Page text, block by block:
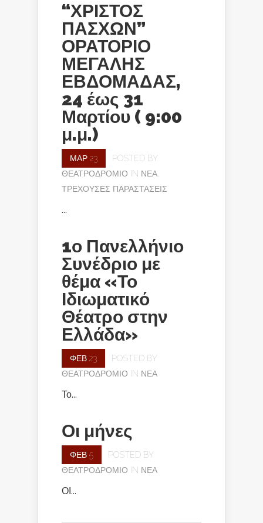
“ΧΡΙΣΤΟΣ
ΠΑΣΧΩΝ”
ΟΡΑΤΟΡΙΟ
ΜΕΓΑΛΗΣ
ΕΒΔΟΜΑΔΑΣ,
24 έως 31
Μαρτίου ( 9:00
μ.μ.)
ΜΑΡ 23
POSTED BY
ΘΕΑΤΡΟΔΡΌΜΙΟ IN ΝΈΑ
ΤΡΈΧΟΥΣΕΣ ΠΑΡΑΣΤΆΣΕΙΣ
...
1ο Πανελλήνιο
Συνέδριο με
θέμα «Το
Ιδιωματικό
Θέατρο στην
Ελλάδα»
ΦΕΒ 23
POSTED BY
ΘΕΑΤΡΟΔΡΌΜΙΟ IN ΝΈΑ
Το...
Οι μήνες
ΦΕΒ 5
POSTED BY
ΘΕΑΤΡΟΔΡΌΜΙΟ IN ΝΈΑ
ΟΙ...